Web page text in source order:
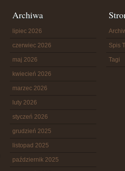
Archiwa
lipiec 2026
czerwiec 2026
maj 2026
kwiecień 2026
marzec 2026
luty 2026
styczeń 2026
grudzień 2025
listopad 2025
październik 2025
Spis
Tagi